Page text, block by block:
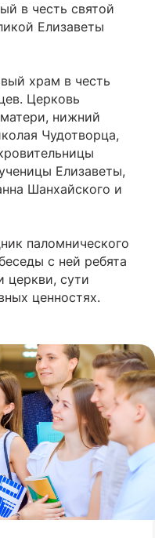
в честь святой
Елизаветы
храм в честь
Церковь
нижний
Чудотворца,
Елизаветы,
Шанхайского и
паломнического
с ней ребята
церкви, сути
ценностях.